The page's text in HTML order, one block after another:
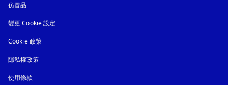
仿冒品
變更 Cookie 設定
Cookie 政策以新標籤頁開啟
隱私權政策
使用條款